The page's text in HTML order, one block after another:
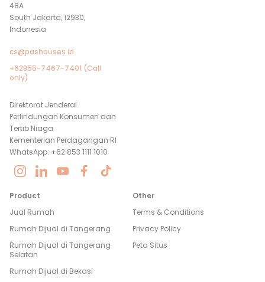
48A
South Jakarta, 12930,
Indonesia
cs@pashouses.id
+62855-7467-7401 (Call
only)
Direktorat Jenderal
Perlindungan Konsumen dan
Tertib Niaga
Kementerian Perdagangan RI
WhatsApp: +62 853 1111 1010
Product
Jual Rumah
Rumah Dijual di Tangerang
Rumah Dijual di Tangerang
Selatan
Rumah Dijual di Bekasi
Other
Terms & Conditions
Privacy Policy
Peta Situs